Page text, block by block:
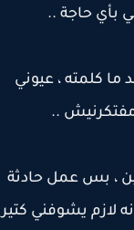
حاجة ..
كلمته ، عيوني
..
، بس عمل حادثة
لازم يشوفني كتير